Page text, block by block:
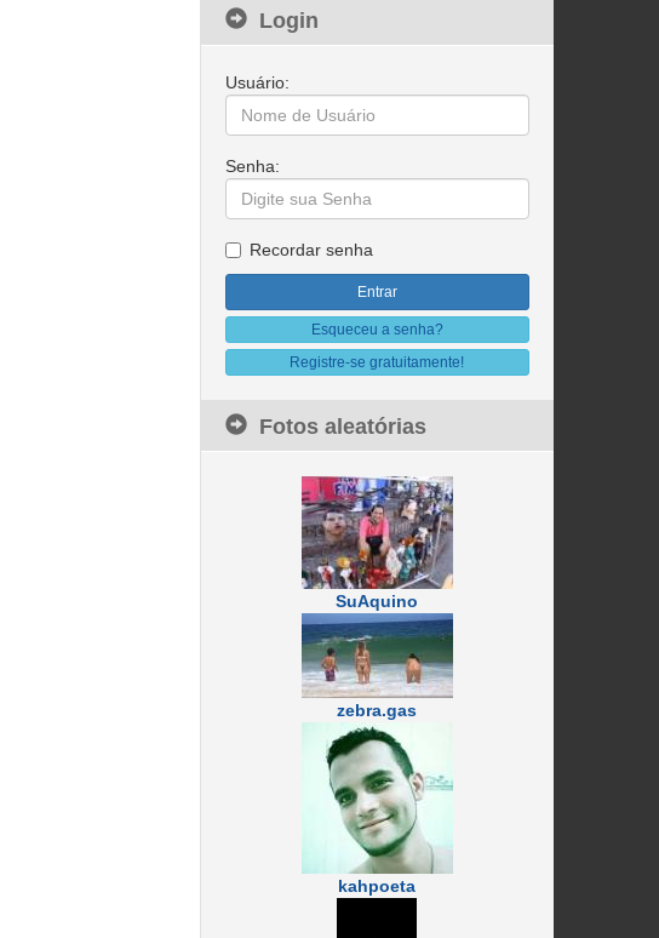
Login
Usuário:
Senha:
Recordar senha
Esqueceu a senha?
Registre-se gratuitamente!
Fotos aleatórias
SuAquino
zebra.gas
kahpoeta